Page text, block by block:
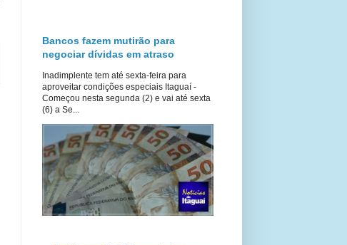
Bancos fazem mutirão para
negociar dívidas em atraso
Inadimplente tem até sexta-feira para
aproveitar condições especiais Itaguaí -
Começou nesta segunda (2) e vai até sexta
(6) a Se...